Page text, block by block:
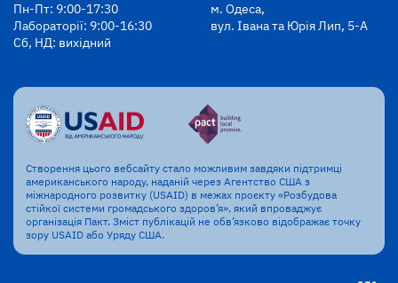
Пн-Пт: 9:00-17:30
Лабораторії: 9:00-16:30
Сб, НД: вихідний
м. Одеса,
вул. Івана та Юрія Лип, 5-А
Створення цього вебсайту стало можливим завдяки підтримці
американського народу, наданій через Агентство США з
міжнародного розвитку (USAID) в межах проєкту «Розбудова
стійкої системи громадського здоров’я», який впроваджує
організація Пакт. Зміст публікацій не обв’язково відображає точку
зору USAID або Уряду США.